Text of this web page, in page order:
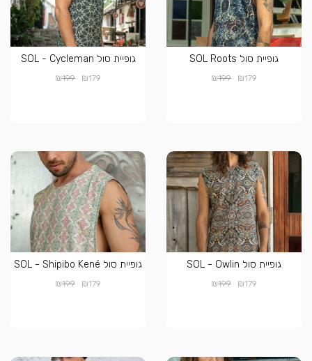
גופיית סול SOL Roots
₪179
₪199
גופיית סול SOL - Cycleman
₪179
₪199
גופיית סול SOL - Owlin
₪179
₪199
גופיית סול SOL - Shipibo Kené
₪179
₪199